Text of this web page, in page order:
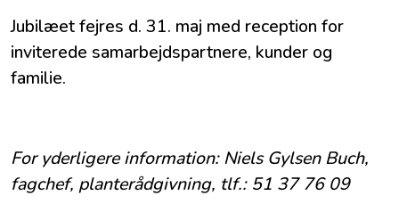
Jubilæet fejres d. 31. maj med reception for
inviterede samarbejdspartnere, kunder og
familie.
For yderligere information: Niels Gylsen Buch,
fagchef, planterådgivning, tlf.: 51 37 76 09